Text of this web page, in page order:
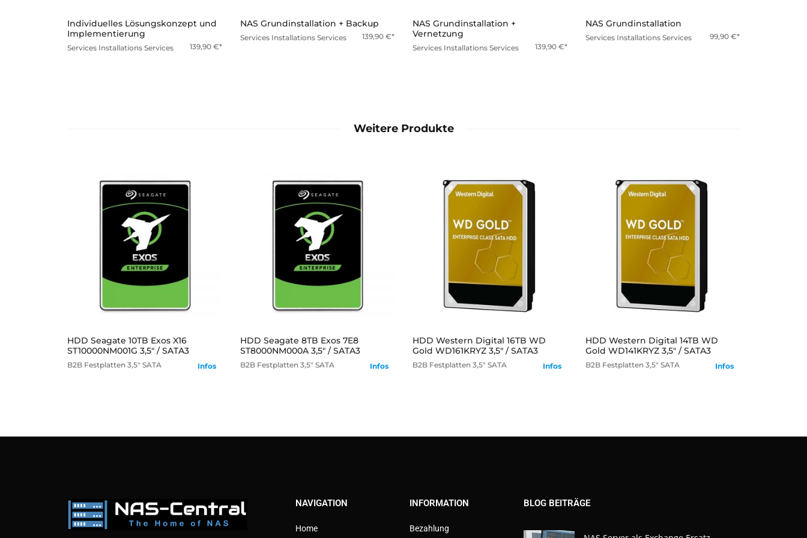
Individuelles Lösungskonzept und
Implementierung
Services Installations Services 139,90 €
NAS Grundinstallation + Backup
Services Installations Services 139,90 €
NAS Grundinstallation +
Vernetzung
Services Installations Services 139,90 €
NAS Grundinstallation
Services Installations Services 99,90 €
Weitere Produkte
mehr
HDD Seagate 10TB Exos X16
ST10000NM001G 3,5" / SATA3
B2B Festplatten 3,5" SATA Infos
mehr
HDD Seagate 8TB Exos 7E8
ST8000NM000A 3,5" / SATA3
B2B Festplatten 3,5" SATA Infos
mehr
HDD Western Digital 16TB WD
Gold WD161KRYZ 3,5" / SATA3
B2B Festplatten 3,5" SATA Infos
mehr
HDD Western Digital 14TB WD
Gold WD141KRYZ 3,5" / SATA3
B2B Festplatten 3,5" SATA Infos
NAVIGATION
Home
INFORMATION
Bezahlung
BLOG BEITRÄGE